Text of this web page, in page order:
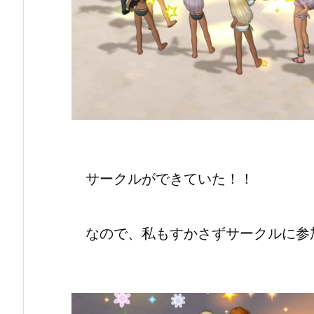
サークルができていた！！
なので、私もすかさずサークルに参